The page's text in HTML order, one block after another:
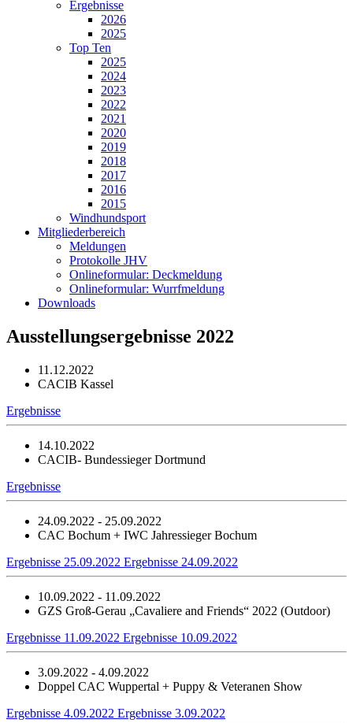
Ergebnisse
2026
2025
Top Ten
2025
2024
2023
2022
2021
2020
2019
2018
2017
2016
2015
Windhundsport
Mitgliederbereich
Meldungen
Protokolle JHV
Onlineformular: Deckmeldung
Onlineformular: Wurrfmeldung
Downloads
Ausstellungsergebnisse 2022
11.12.2022
CACIB Kassel
Ergebnisse
14.10.2022
CACIB- Bundessieger Dortmund
Ergebnisse
24.09.2022 - 25.09.2022
CAC Bochum + IWC Jahressieger Bochum
Ergebnisse 25.09.2022 Ergebnisse 24.09.2022
10.09.2022 - 11.09.2022
GZS Groß-Gerau „Cavaliere and Friends“ 2022 (Outdoor)
Ergebnisse 11.09.2022 Ergebnisse 10.09.2022
3.09.2022 - 4.09.2022
Doppel CAC Wuppertal + Puppy & Veteranen Show
Ergebnisse 4.09.2022 Ergebnisse 3.09.2022